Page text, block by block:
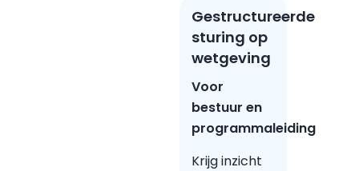
Gestructureerde
sturing op
wetgeving
Voor
bestuur en
programmaleiding
Krijg inzicht